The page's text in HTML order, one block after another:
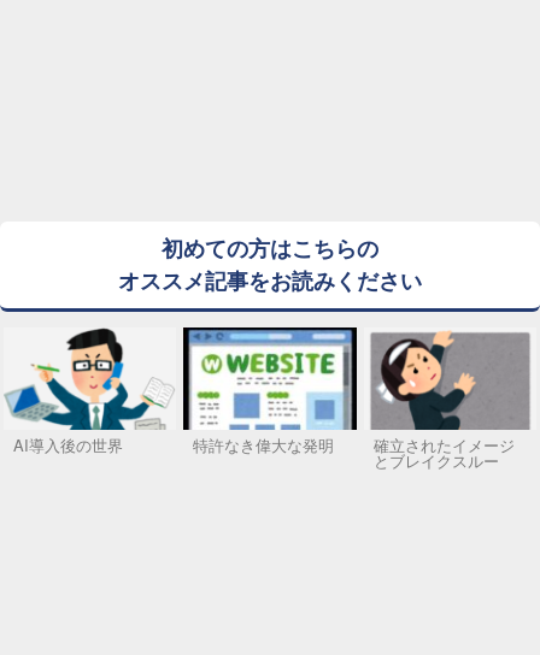
初めての方はこちらの
オススメ記事をお読みください
AI導入後の世界 特許なき偉大な発明 確立されたイメージ
とブレイクスルー